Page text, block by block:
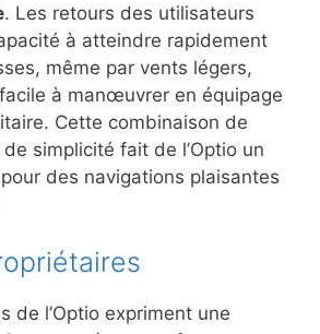
. Les retours des utilisateurs
à atteindre rapidement
même par vents légers,
à manœuvrer en équipage
Cette combinaison de
simplicité fait de l’Optio un
des navigations plaisantes
de l’Optio expriment une